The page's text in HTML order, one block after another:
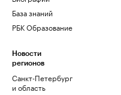
База знаний
РБК Образование
Новости
регионов
Санкт-Петербург
и область